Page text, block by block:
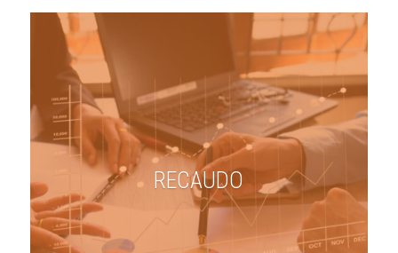
RECAUDO